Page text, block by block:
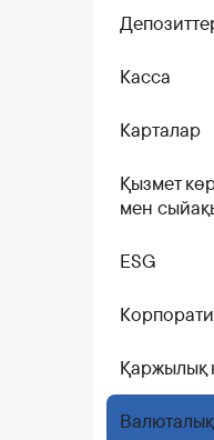
Kaspi QR
Касса
Карталар
Қызмет
мен
ESG
Қаржылық